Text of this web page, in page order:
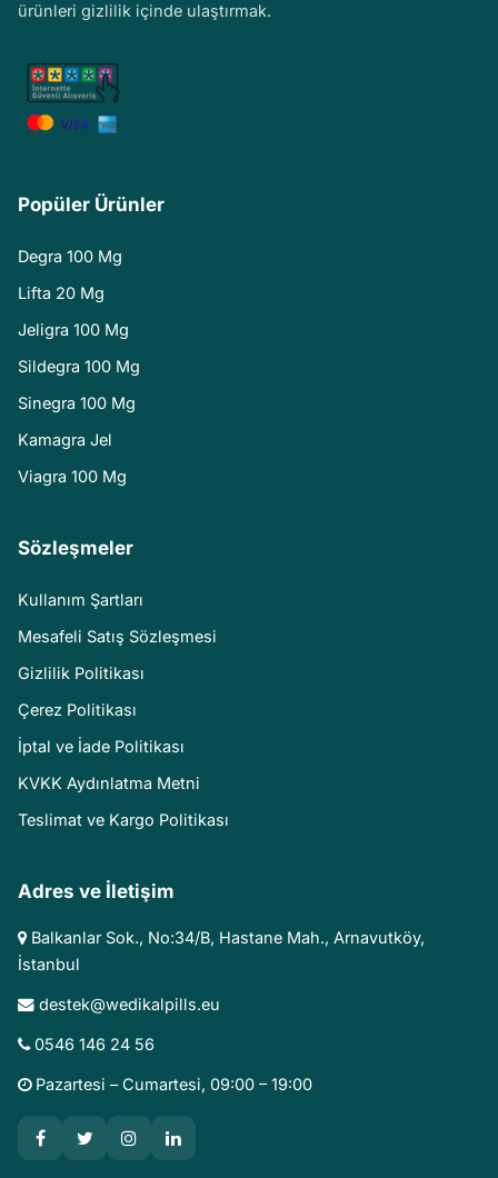
ürünleri gizlilik içinde ulaştırmak.
Popüler Ürünler
Degra 100 Mg
Lifta 20 Mg
Jeligra 100 Mg
Sildegra 100 Mg
Sinegra 100 Mg
Kamagra Jel
Viagra 100 Mg
Sözleşmeler
Kullanım Şartları
Mesafeli Satış Sözleşmesi
Gizlilik Politikası
Çerez Politikası
İptal ve İade Politikası
KVKK Aydınlatma Metni
Teslimat ve Kargo Politikası
Adres ve İletişim
Balkanlar Sok., No:34/B, Hastane Mah., Arnavutköy,
İstanbul
destek@wedikalpills.eu
0546 146 24 56
Pazartesi – Cumartesi, 09:00 – 19:00